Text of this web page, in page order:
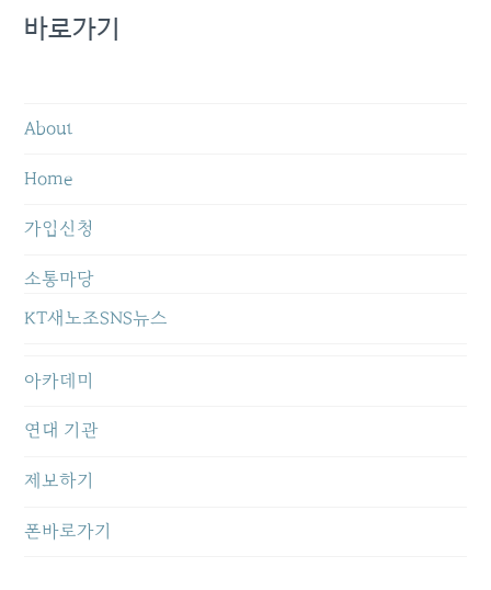
바로가기
About
Home
가입신청
소통마당
KT새노조SNS뉴스
아카데미
연대 기관
제보하기
폰바로가기